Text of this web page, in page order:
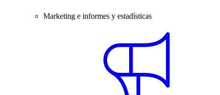
Marketing e informes y estadísticas